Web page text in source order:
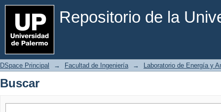
Repositorio de la
Buscar
DSpace Principal → Facultad de Ingeniería → Laboratorio de Energía y
Buscar